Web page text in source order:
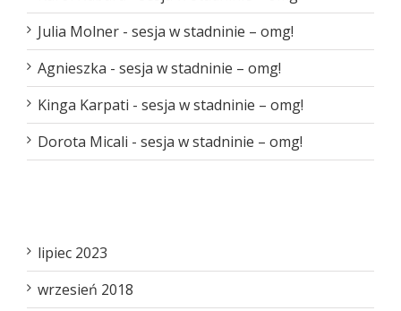
Julia Molner - sesja w stadninie – omg!
Agnieszka - sesja w stadninie – omg!
Kinga Karpati - sesja w stadninie – omg!
Dorota Micali - sesja w stadninie – omg!
lipiec 2023
wrzesień 2018